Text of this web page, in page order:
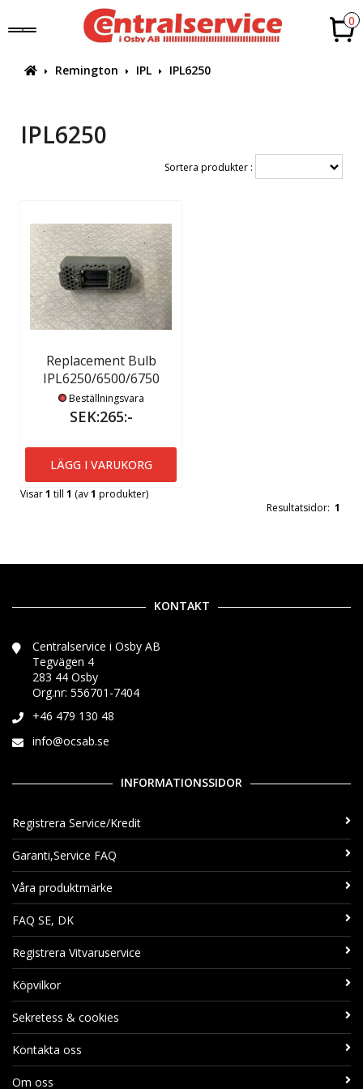
0
Remington IPL IPL6250
IPL6250
Sortera produkter :
Replacement Bulb
IPL6250/6500/6750
Beställningsvara
SEK:265:-
LÄGG I VARUKORG
Visar1 till 1 (av1 produkter)
Resultatsidor: 1
KONTAKT
Centralservice i Osby AB
Tegvägen 4
283 44 Osby
Org.nr: 556701-7404
+46 479 130 48
info@ocsab.se
INFORMATIONSSIDOR
Registrera Service/Kredit
Garanti,Service FAQ
Våra produktmärke
FAQ SE, DK
Registrera Vitvaruservice
Köpvilkor
Sekretess & cookies
Kontakta oss
Om oss